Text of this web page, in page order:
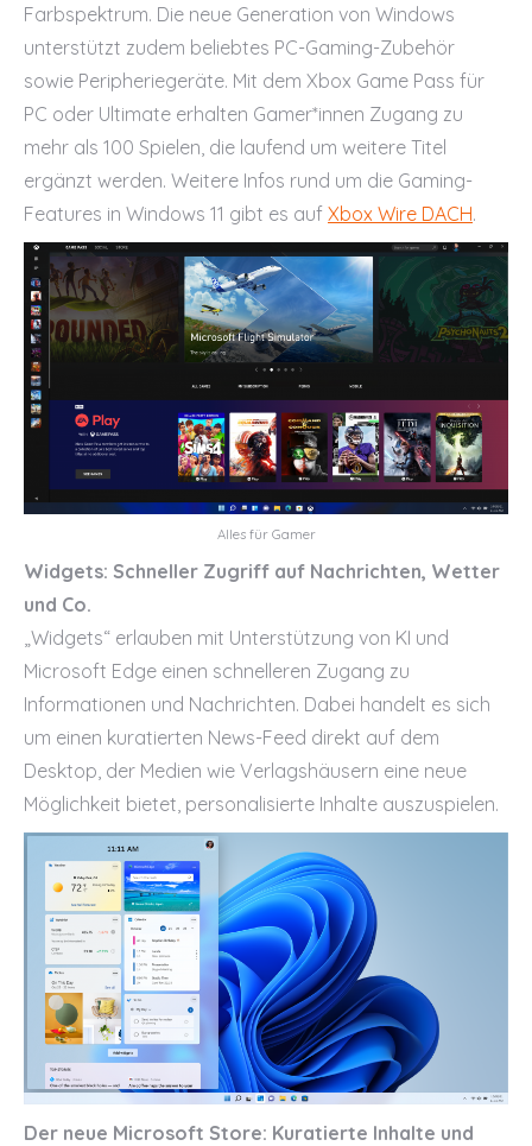
Farbspektrum. Die neue Generation von Windows
unterstützt zudem beliebtes PC-Gaming-Zubehör
sowie Peripheriegeräte. Mit dem Xbox Game Pass für
PC oder Ultimate erhalten Gamer*innen Zugang zu
mehr als 100 Spielen, die laufend um weitere Titel
ergänzt werden. Weitere Infos rund um die Gaming-
Features in Windows 11 gibt es auf Xbox Wire DACH.
Alles für Gamer
Widgets: Schneller Zugriff auf Nachrichten, Wetter
und Co.
„Widgets“ erlauben mit Unterstützung von KI und
Microsoft Edge einen schnelleren Zugang zu
Informationen und Nachrichten. Dabei handelt es sich
um einen kuratierten News-Feed direkt auf dem
Desktop, der Medien wie Verlagshäusern eine neue
Möglichkeit bietet, personalisierte Inhalte auszuspielen.
Der neue Microsoft Store: Kuratierte Inhalte und